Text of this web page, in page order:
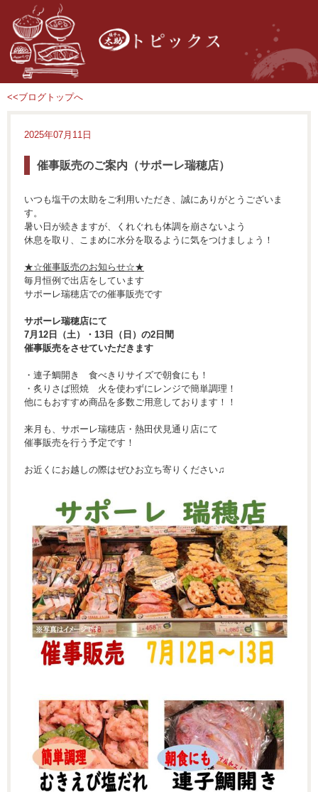
<<ブログトップへ
2025年07月11日
催事販売のご案内（サポーレ瑞穂店）
いつも塩干の太助をご利用いただき、誠にありがとうございま
す。
暑い日が続きますが、くれぐれも体調を崩さないよう
休息を取り、こまめに水分を取るように気をつけましょう！
★☆催事販売のお知らせ☆★
毎月恒例で出店をしています
サポーレ瑞穂店での催事販売です
サポーレ瑞穂店にて
7月12日（土）・13日（日）の2日間
催事販売をさせていただきます
・連子鯛開き 食べきりサイズで朝食にも！
・炙りさば照焼 火を使わずにレンジで簡単調理！
他にもおすすめ商品を多数ご用意しております！！
来月も、サポーレ瑞穂店・熱田伏見通り店にて
催事販売を行う予定です！
お近くにお越しの際はぜひお立ち寄りください♫